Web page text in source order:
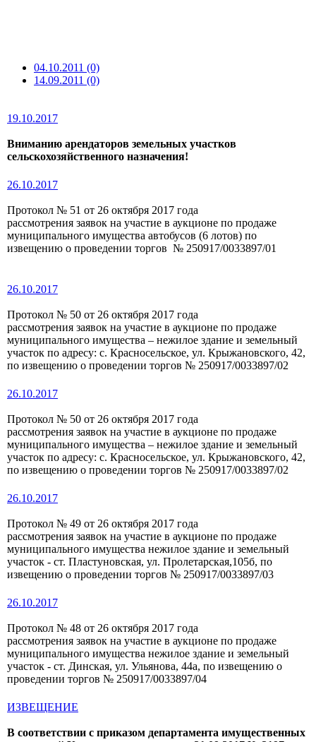
04.10.2011 (0)
14.09.2011 (0)
19.10.2017
Вниманию арендаторов земельных участков
сельскохозяйственного назначения!
26.10.2017
Протокол № 51 от 26 октября 2017 года
рассмотрения заявок на участие в аукционе по продаже
муниципального имущества автобусов (6 лотов) по
извещению о проведении торгов № 250917/0033897/01
26.10.2017
Протокол № 50 от 26 октября 2017 года
рассмотрения заявок на участие в аукционе по продаже
муниципального имущества – нежилое здание и земельный
участок по адресу: с. Красносельское, ул. Крыжановского, 42,
по извещению о проведении торгов № 250917/0033897/02
26.10.2017
Протокол № 50 от 26 октября 2017 года
рассмотрения заявок на участие в аукционе по продаже
муниципального имущества – нежилое здание и земельный
участок по адресу: с. Красносельское, ул. Крыжановского, 42,
по извещению о проведении торгов № 250917/0033897/02
26.10.2017
Протокол № 49 от 26 октября 2017 года
рассмотрения заявок на участие в аукционе по продаже
муниципального имущества нежилое здание и земельный
участок - ст. Пластуновская, ул. Пролетарская,105б, по
извещению о проведении торгов № 250917/0033897/03
26.10.2017
Протокол № 48 от 26 октября 2017 года
рассмотрения заявок на участие в аукционе по продаже
муниципального имущества нежилое здание и земельный
участок - ст. Динская, ул. Ульянова, 44а, по извещению о
проведении торгов № 250917/0033897/04
ИЗВЕЩЕНИЕ
В соответствии с приказом департамента имущественных